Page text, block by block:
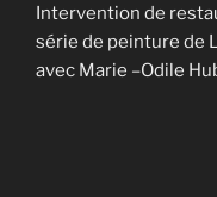
Intervention de
série de peinture de
avec Marie –Odile